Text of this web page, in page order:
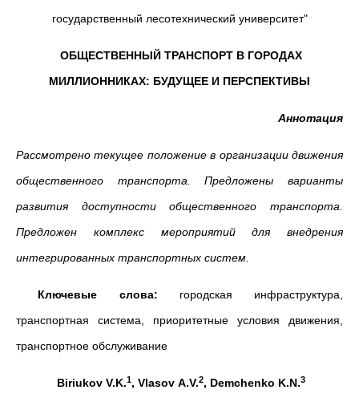
государственный лесотехнический университет"
ОБЩЕСТВЕННЫЙ ТРАНСПОРТ В ГОРОДАХ
МИЛЛИОННИКАХ: БУДУЩЕЕ И ПЕРСПЕКТИВЫ
Аннотация
Рассмотрено текущее положение в организации движения
общественного транспорта. Предложены варианты
развития доступности общественного транспорта.
Предложен комплекс мероприятий для внедрения
интегрированных транспортных систем.
Ключевые слова: городская инфраструктура,
транспортная система, приоритетные условия движения,
транспортное обслуживание
Biriukov V.K.1, Vlasov A.V.2, Demchenko K.N.3